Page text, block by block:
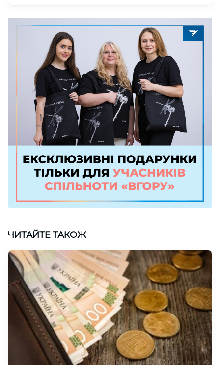
ЧИТАЙТЕ ТАКОЖ